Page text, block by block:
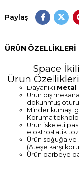
Paylaş
ÜRÜN ÖZELLIKLERI
Space
Ürün Özellikleri
Dayanıklı Metal
Ürün dış
dokunmuş
Minder kumaşı
Koruma
Ürün iskeleti
eloktrostatik toz
Ürün soğuğa ve
(Ateşe karşı
Ürün darbeye